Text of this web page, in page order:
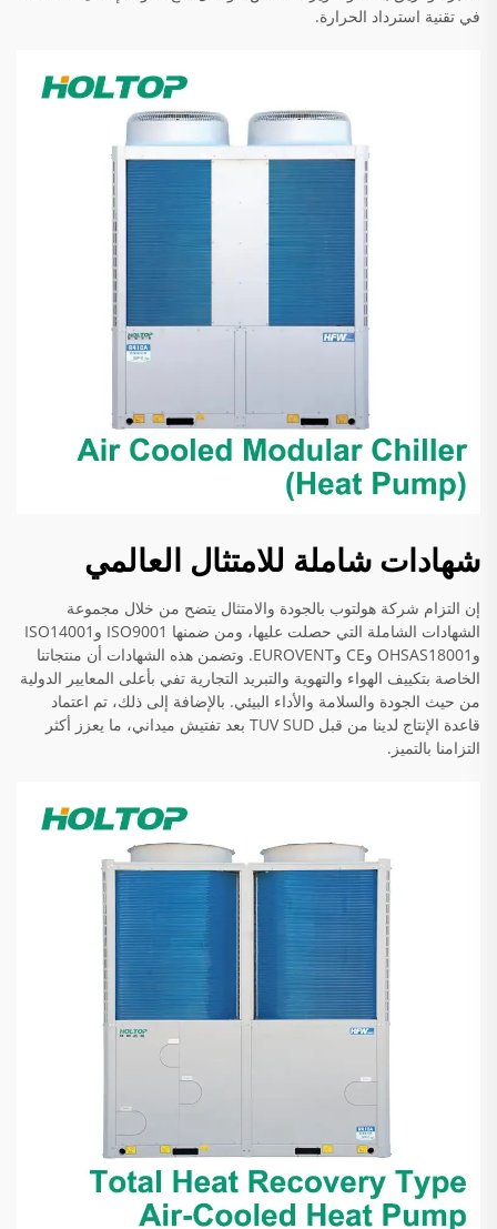
في تقنية استرداد الحرارة.
شهادات شاملة للامتثال العالمي
إن التزام شركة هولتوب بالجودة والامتثال يتضح من خلال مجموعة
الشهادات الشاملة التي حصلت عليها، ومن ضمنها ISO9001 وISO14001
وOHSAS18001 وCE وEUROVENT. وتضمن هذه الشهادات أن منتجاتنا
الخاصة بتكييف الهواء والتهوية والتبريد التجارية تفي بأعلى المعايير الدولية
من حيث الجودة والسلامة والأداء البيئي. بالإضافة إلى ذلك، تم اعتماد
قاعدة الإنتاج لدينا من قبل TUV SUD بعد تفتيش ميداني، ما يعزز أكثر
التزامنا بالتميز.